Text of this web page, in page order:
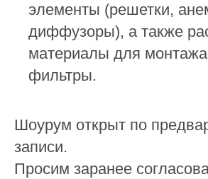
элементы (решетки,
диффузоры), а также
материалы для
фильтры.
Шоурум открыт по
записи.
Просим заранее